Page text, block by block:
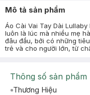
Mô tả sản phẩm
Áo Cài Vai Tay Dài
luôn là lúc mà nhiều mẹ
đâu đầu, bởi có những
trẻ và cho người lớn, từ
Thông số sản phẩm
Thương Hiệu